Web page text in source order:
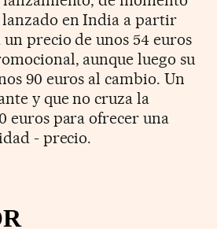
lanzado en India a partir
precio de unos 54 euros
aunque luego su
90 euros al cambio. Un
y que no cruza la
euros para ofrecer una
- precio.